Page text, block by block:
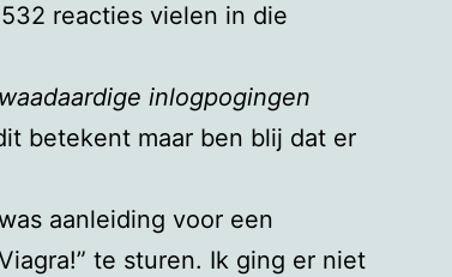
reacties vielen in die
inlogpogingen
betekent maar ben blij dat er
aanleiding voor een
te sturen. Ik ging er niet